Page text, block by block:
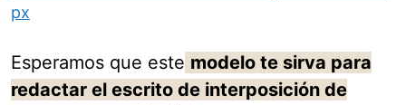
px
Esperamos que este modelo te sirva para
redactar el escrito de interposición de